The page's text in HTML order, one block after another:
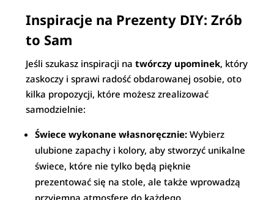
Inspiracje na Prezenty DIY: Zrób
to Sam
Jeśli szukasz inspiracji natwórczy upominek, który
zaskoczy i sprawi radość obdarowanej osobie, oto
kilka propozycji, które możesz zrealizować
samodzielnie:
Świece wykonane własnoręcznie: Wybierz
ulubione zapachy i kolory, aby stworzyć unikalne
świece, które nie tylko będą pięknie
prezentować się na stole, ale także wprowadzą
przyjemną atmosferę do każdego